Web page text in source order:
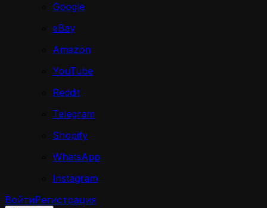
Google
eBay
Amazon
YouTube
Reddit
Telegram
Shopify
WhatsApp
Instagram
ВойтиРегистрация